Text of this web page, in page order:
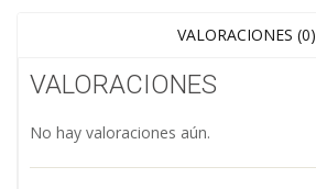
VALORACIONES (0)
VALORACIONES
No hay valoraciones aún.